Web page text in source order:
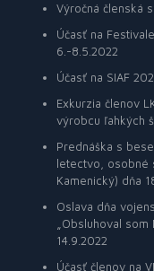
Výročná členská
Účasť na
6.-8.5.2022
Účasť na SIAF
Exkurzia členov
výrobcu ľahkých
Prednáška s
letectvo, osobné
Kamenický) dňa
Oslava dňa
„Obsluhoval
14.9.2022
Účasť členov na